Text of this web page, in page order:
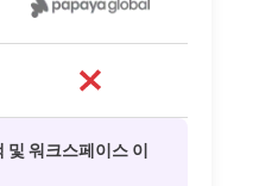
및 워크스페이스 이